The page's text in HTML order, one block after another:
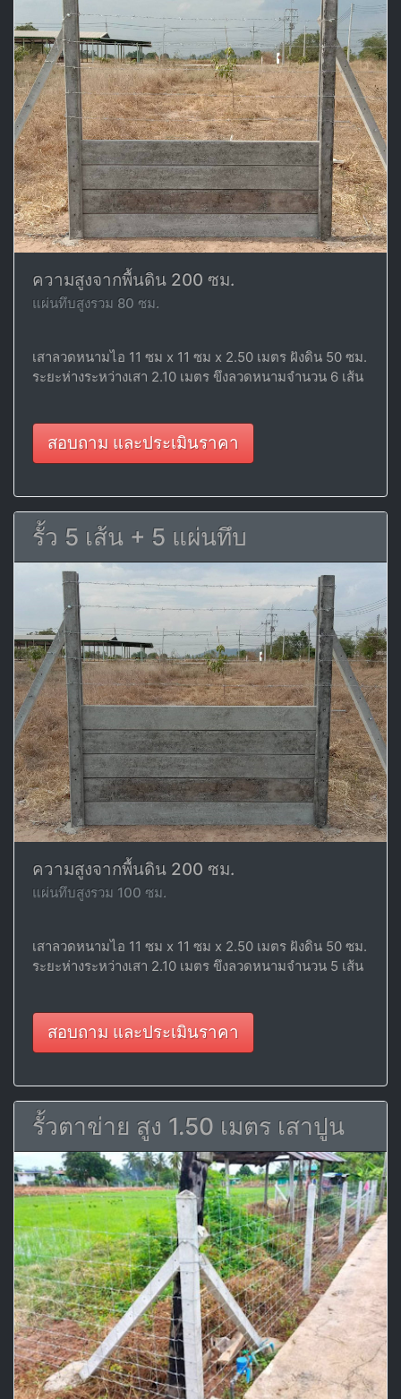
ความสูงจากพื้นดิน 200 ซม.
แผ่นทึบสูงรวม 80 ซม.
เสาลวดหนามไอ 11 ซม x 11 ซม x 2.50 เมตร ฝังดิน 50 ซม.
ระยะห่างระหว่างเสา 2.10 เมตร ขึงลวดหนามจำนวน 6 เส้น
สอบถาม และประเมินราคา
รั้ว 5 เส้น + 5 แผ่นทึบ
ความสูงจากพื้นดิน 200 ซม.
แผ่นทึบสูงรวม 100 ซม.
เสาลวดหนามไอ 11 ซม x 11 ซม x 2.50 เมตร ฝังดิน 50 ซม.
ระยะห่างระหว่างเสา 2.10 เมตร ขึงลวดหนามจำนวน 5 เส้น
สอบถาม และประเมินราคา
รั้วตาข่าย สูง 1.50 เมตร เสาปูน